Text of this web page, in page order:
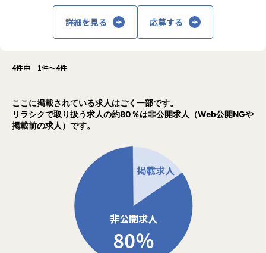
野にチャレンジも可能です。弊社クライアントから指定され
る技術要件は特に無いことも多く、周囲のエンジニアと相談
しながら、最適なアーキテクチャ、フレームワークを選択し
【業務の変更の範囲】
ます。
これを強みとして、アパレル上場企業の会員
また、これまでIT企業が参入していなかった
映画製作にも挑戦。ITの力で世の中を良くす
たちが価値を感じる事業に積極的に取り組ん
でいます。
詳細を見る 応募する
4件中 1件～4件
ここに掲載されている求人はごく一部です。
リラシクで取り扱う求人の約80％は非公開求人（Web公開NGや
掲載前の求人）です。